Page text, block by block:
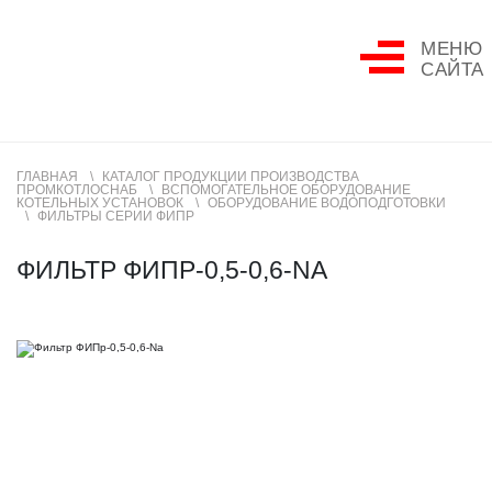
МЕНЮ
САЙТА
ГЛАВНАЯ
КАТАЛОГ ПРОДУКЦИИ ПРОИЗВОДСТВА
ПРОМКОТЛОСНАБ
ВСПОМОГАТЕЛЬНОЕ ОБОРУДОВАНИЕ
КОТЕЛЬНЫХ УСТАНОВОК
ОБОРУДОВАНИЕ ВОДОПОДГОТОВКИ
ФИЛЬТРЫ СЕРИИ ФИПР
ФИЛЬТР ФИПР-0,5-0,6-NA